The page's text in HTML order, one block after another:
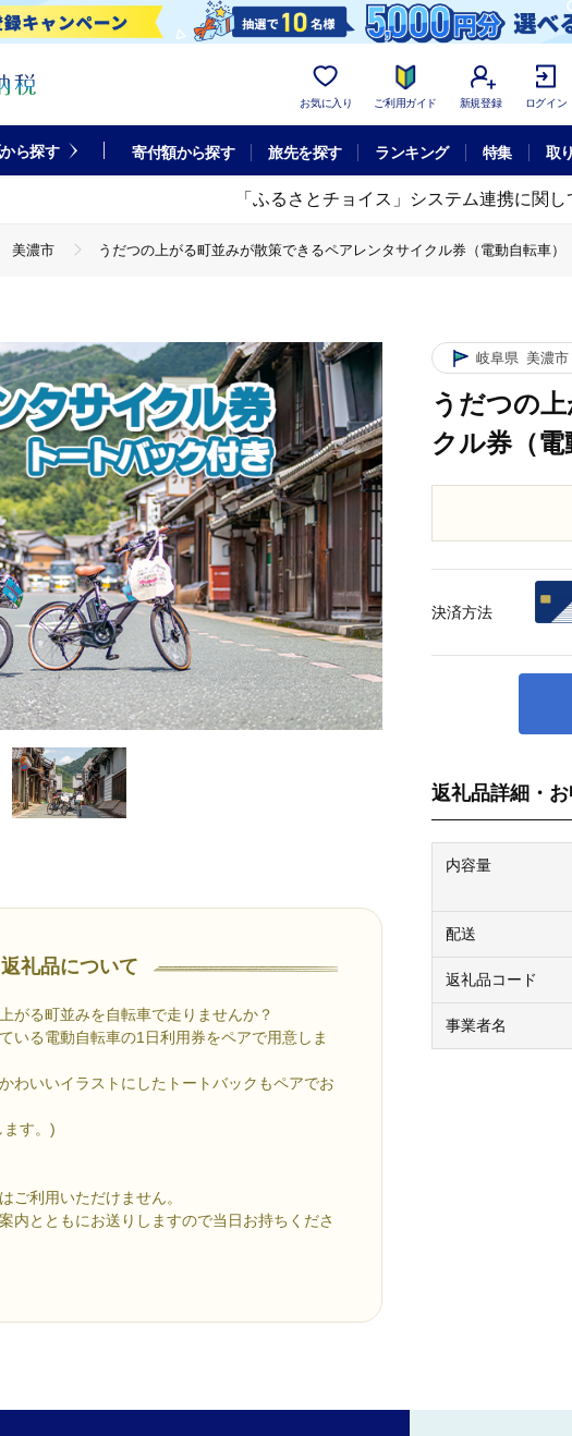
お気に入り ご利用ガイド 新規登録 ログイン
から探す 寄付額から探す 旅先を探す ランキング 特集 取
「ふるさとチョイス」システム連携に関し
美濃市 うだつの上がる町並みが散策できるペアレンタサイクル券（電動自転車
返礼品について
がる町並みを自転車で走りませんか？
いる電動自転車の1日利用券をペアで用意しま
わいいイラストにしたトートバックもペアでお
ます。)
ご利用いただけません。
内とともにお送りしますので当日お持ちくださ
岐阜県 美濃市
うだつの
クル券（
返礼品詳細・
内容量
配送
返礼品コード
事業者名
決済方法